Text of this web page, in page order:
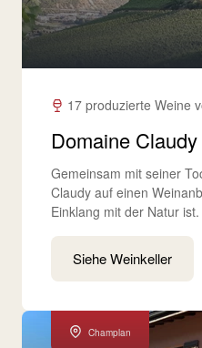
17 produzierte Weine
Domaine
Gemeinsam mit seiner
Claudy auf einen
Einklang mit der Natur ist.
Siehe Weinkeller
Champlan